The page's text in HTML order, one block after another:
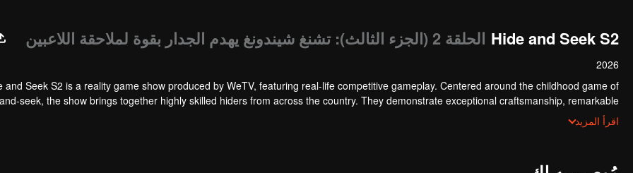
Hide and Seek S2 الحلقة 2 (الجزء الثالث): تشنغ شيندونغ يهدم الجدار بقوة لملاحقة اللاعبين
2026
and Seek S2 is a reality game show produced by WeTV, featuring real-life competitive gameplay. Centered around the childhood game of
seek, the show brings together highly skilled hiders from across the country. They demonstrate exceptional craftsmanship, remarkable
physical abilities, and extraordinary mental agility, using all kinds of ingenious tactics to evade blanket searches by various hunter squads.
اقرأ المزيد